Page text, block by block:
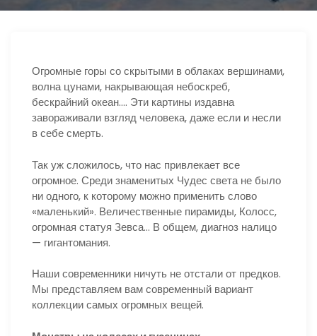
Огромные горы со скрытыми в облаках вершинами,
волна цунами, накрывающая небоскреб,
бескрайний океан.… Эти картины издавна
завораживали взгляд человека, даже если и несли
в себе смерть.
Так уж сложилось, что нас привлекает все
огромное. Среди знаменитых Чудес света не было
ни одного, к которому можно применить слово
«маленький». Величественные пирамиды, Колосс,
огромная статуя Зевса… В общем, диагноз налицо
— гигантомания.
Наши современники ничуть не отстали от предков.
Мы представляем вам современный вариант
коллекции самых огромных вещей.